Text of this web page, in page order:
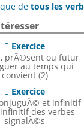
detous les
 Exercice
prÃ©sent ou futur
au temps qui
convient (2)
 Exercice
et infinitif
des verbes
signalÃ©s